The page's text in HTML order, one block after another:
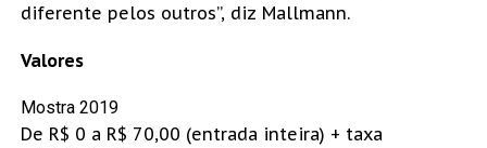
diferente pelos outros”, diz Mallmann.
Valores
Mostra 2019
De R$ 0 a R$ 70,00 (entrada inteira) + taxa